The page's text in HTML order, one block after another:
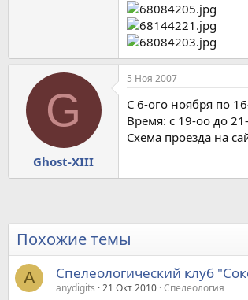
G
Ghost-XIII
5 Ноя 2007
С 6-ого ноября по
Время: с 19-оо до
Схема проезда на
Похожие темы
A Спелеологический клуб
anydigits 21 Окт 2010 Спелеология